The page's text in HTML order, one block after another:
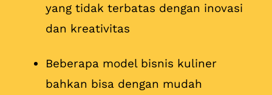
yang tidak terbatas dengan inovasi
dan kreativitas
Beberapa model bisnis kuliner
bahkan bisa dengan mudah